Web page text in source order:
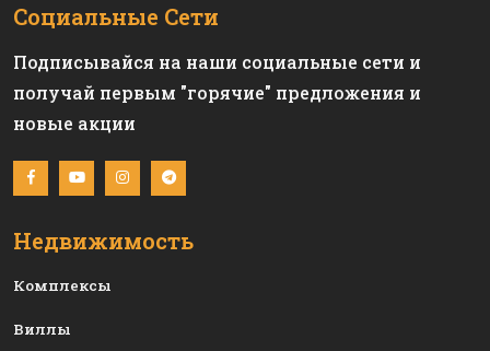
Социальные Сети
Подписывайся на наши социальные сети и
получай первым "горячие" предложения и
новые акции
Недвижимость
Комплексы
Виллы